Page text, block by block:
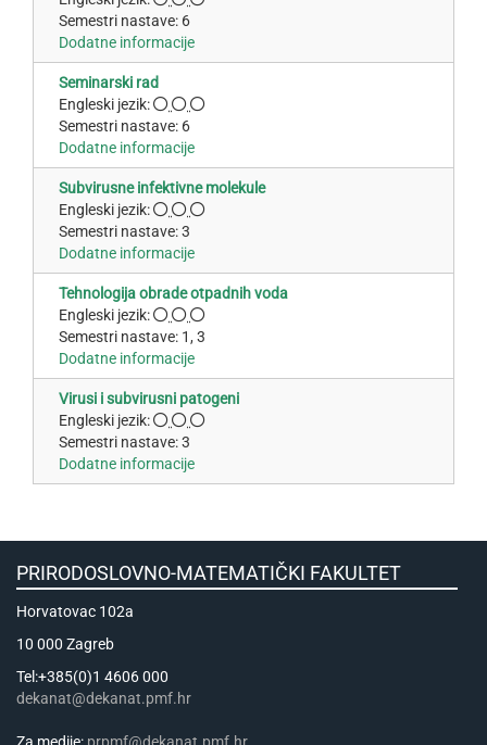
Semestri nastave: 6
Dodatne informacije
Seminarski rad
Engleski jezik:
Semestri nastave: 6
Dodatne informacije
Subvirusne infektivne molekule
Engleski jezik:
Semestri nastave: 3
Dodatne informacije
Tehnologija obrade otpadnih voda
Engleski jezik:
Semestri nastave: 1, 3
Dodatne informacije
Virusi i subvirusni patogeni
Engleski jezik:
Semestri nastave: 3
Dodatne informacije
PRIRODOSLOVNO-MATEMATIČKI FAKULTET
Horvatovac 102a
10 000 Zagreb
Tel:+385(0)1 4606 000
dekanat@dekanat.pmf.hr